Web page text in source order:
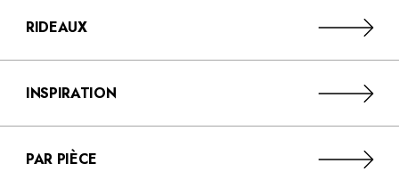
RIDEAUX
INSPIRATION
PAR PIÈCE